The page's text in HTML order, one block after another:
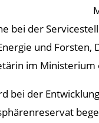
bei der
und
im
bei der